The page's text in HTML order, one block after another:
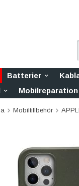
Batterier
Mobilreparation
Mobiltillbehör